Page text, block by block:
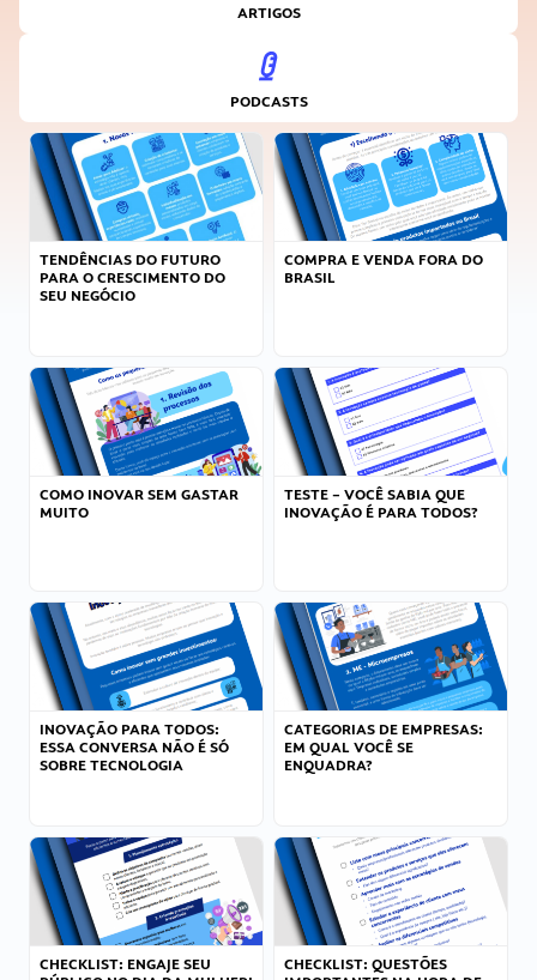
ARTIGOS
PODCASTS
TENDÊNCIAS DO FUTURO
PARA O CRESCIMENTO DO
SEU NEGÓCIO
COMPRA E VENDA FORA DO
BRASIL
COMO INOVAR SEM GASTAR
MUITO
TESTE – VOCÊ SABIA QUE
INOVAÇÃO É PARA TODOS?
INOVAÇÃO PARA TODOS:
ESSA CONVERSA NÃO É SÓ
SOBRE TECNOLOGIA
CATEGORIAS DE EMPRESAS:
EM QUAL VOCÊ SE
ENQUADRA?
CHECKLIST: ENGAJE SEU
CHECKLIST: QUESTÕES